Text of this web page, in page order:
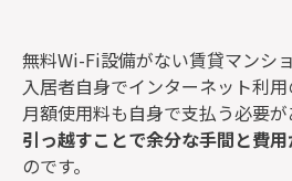
無料Wi-Fi設備がない賃貸マンシ
入居者自身でインターネット利用
月額使用料も自身で支払う必要
引っ越すことで余分な手間と費
のです。